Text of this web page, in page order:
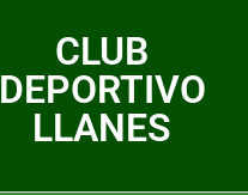
CLUB
DEPORTIVO
LLANES